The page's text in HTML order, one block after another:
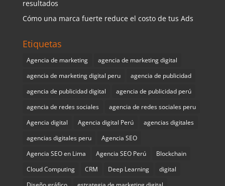
resultados
Cómo una marca fuerte reduce el costo de tus Ads
Etiquetas
Agencia de marketing
agencia de marketing digital
agencia de marketing digital peru
agencia de publicidad
agencia de publicidad digital
agencia de publicidad perú
agencia de redes sociales
agencia de redes sociales peru
Agencia digital
Agencia digital Perú
agencias digitales
agencias digitales peru
Agencia SEO
Agencia SEO en Lima
Agencia SEO Perú
Blockchain
Cloud Computing
CRM Deep Learning
digital